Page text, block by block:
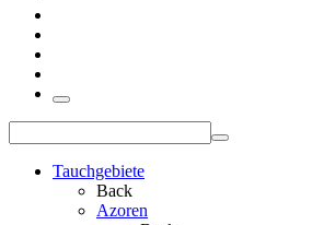
Tauchgebiete
Back
Azoren